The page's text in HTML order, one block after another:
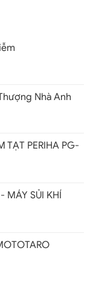
Nhà Anh
TẠT PERIHA PG-
MÁY SỦI KHÍ